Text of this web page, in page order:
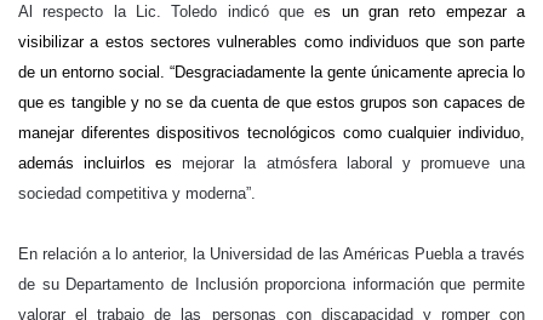
Al respecto la Lic. Toledo indicó que es un gran reto empezar a
visibilizar a estos sectores vulnerables como individuos que son parte
de un entorno social. “Desgraciadamente la gente únicamente aprecia lo
que es tangible y no se da cuenta de que estos grupos son capaces de
manejar diferentes dispositivos tecnológicos como cualquier individuo,
además incluirlos es mejorar la atmósfera laboral y promueve una
sociedad competitiva y moderna”.
En relación a lo anterior, la Universidad de las Américas Puebla a través
de su Departamento de Inclusión proporciona información que permite
valorar el trabajo de las personas con discapacidad y romper con